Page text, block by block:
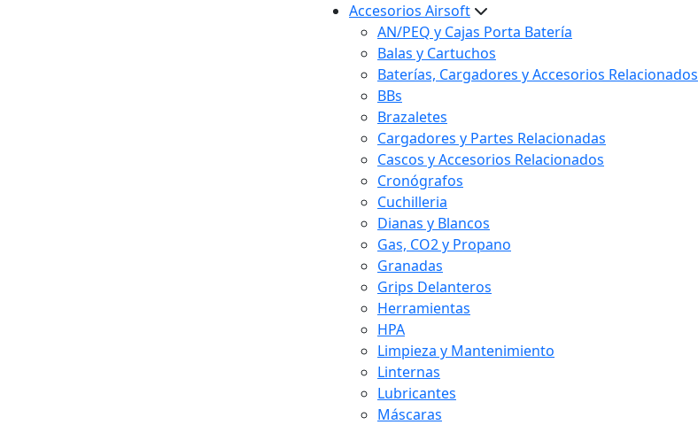
Accesorios Airsoft
AN/PEQ y Cajas Porta Batería
Balas y Cartuchos
Baterías, Cargadores y Accesorios Relacionados
BBs
Brazaletes
Cargadores y Partes Relacionadas
Cascos y Accesorios Relacionados
Cronógrafos
Cuchilleria
Dianas y Blancos
Gas, CO2 y Propano
Granadas
Grips Delanteros
Herramientas
HPA
Limpieza y Mantenimiento
Linternas
Lubricantes
Máscaras